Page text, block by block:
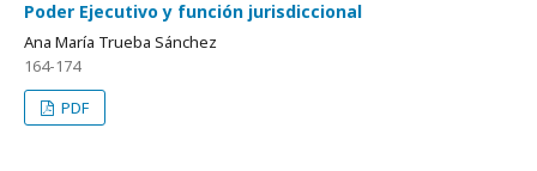
Poder Ejecutivo y función jurisdiccional
Ana María Trueba Sánchez
164-174
PDF